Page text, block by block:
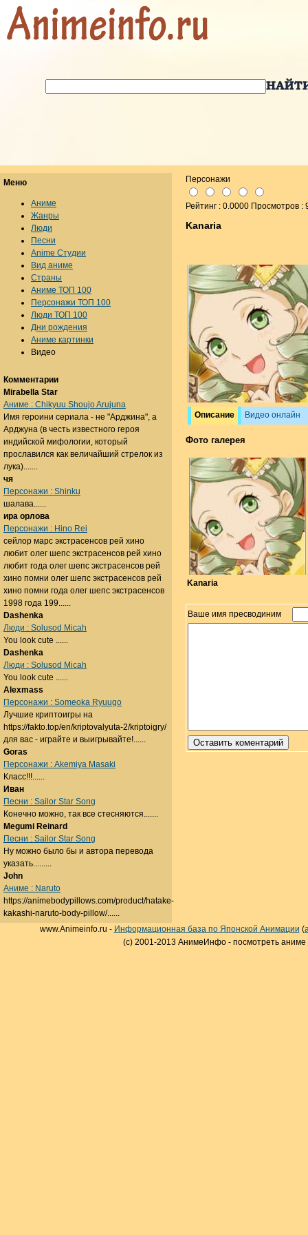
Персонажи
Рейтинг : 0.0000 Просмотров :
Kanaria
Описание Видео онлайн
Фото галерея
Kanaria
Ваше имя пресводиним
Меню
Аниме
Жанры
Люди
Песни
Anime Студии
Вид аниме
Страны
Аниме ТОП 100
Персонажи ТОП 100
Люди ТОП 100
Дни рождения
Аниме картинки
Видео
Комментарии
Mirabella Star
Аниме : Chikyuu Shoujo Arujuna
Имя героини сериала - не "Арджина", а
Арджуна (в честь известного героя
индийской мифологии, который
прославился как величайший стрелок из
лука).......
чя
Персонажи : Shinku
шалава......
ира орлова
Персонажи : Hino Rei
сейлор марс экстрасенсов рей хино
любит олег шепс экстрасенсов рей хино
любит года олег шепс экстрасенсов рей
хино помни олег шепс экстрасенсов рей
хино помни года олег шепс экстрасенсов
1998 года 199......
Dashenka
Люди : Solusod Micah
You look cute ......
Dashenka
Люди : Solusod Micah
You look cute ......
Alexmass
Персонажи : Someoka Ryuugo
Лучшие криптоигры на
https://fakto.top/en/kriptovalyuta-2/kriptoigry/
для вас - играйте и выигрывайте!......
Goras
Персонажи : Akemiya Masaki
Класс!!!......
Иван
Песни : Sailor Star Song
Конечно можно, так все стесняются.......
Megumi Reinard
Песни : Sailor Star Song
Ну можно было бы и автора перевода
указать.........
John
Аниме : Naruto
https://animebodypillows.com/product/hatake-
kakashi-naruto-body-pillow/......
www.Animeinfo.ru - Информационная база по Японской Анимации (
(c) 2001-2013 АнимеИнфо - посмотреть аниме